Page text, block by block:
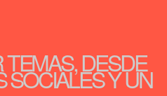
DESDE
SOCIALES Y UN